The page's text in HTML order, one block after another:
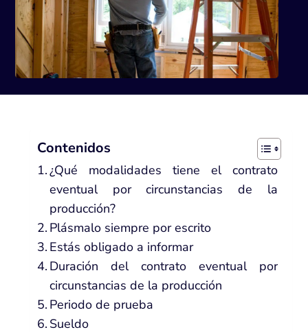
Contenidos
¿Qué modalidades tiene el contrato
eventual por circunstancias de la
producción?
Plásmalo siempre por escrito
Estás obligado a informar
Duración del contrato eventual por
circunstancias de la producción
Periodo de prueba
Sueldo